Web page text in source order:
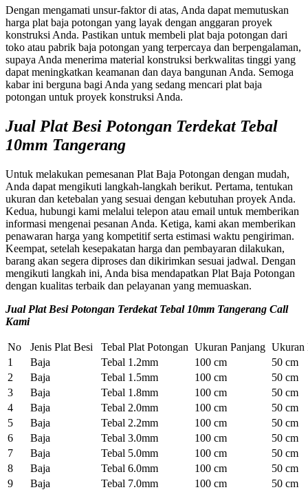
Dengan mengamati unsur-faktor di atas, Anda dapat memutuskan
harga plat baja potongan yang layak dengan anggaran proyek
konstruksi Anda. Pastikan untuk membeli plat baja potongan dari
toko atau pabrik baja potongan yang terpercaya dan berpengalaman,
supaya Anda menerima material konstruksi berkwalitas tinggi yang
dapat meningkatkan keamanan dan daya bangunan Anda. Semoga
kabar ini berguna bagi Anda yang sedang mencari plat baja
potongan untuk proyek konstruksi Anda.
Jual Plat Besi Potongan Terdekat Tebal
10mm Tangerang
Untuk melakukan pemesanan Plat Baja Potongan dengan mudah,
Anda dapat mengikuti langkah-langkah berikut. Pertama, tentukan
ukuran dan ketebalan yang sesuai dengan kebutuhan proyek Anda.
Kedua, hubungi kami melalui telepon atau email untuk memberikan
informasi mengenai pesanan Anda. Ketiga, kami akan memberikan
penawaran harga yang kompetitif serta estimasi waktu pengiriman.
Keempat, setelah kesepakatan harga dan pembayaran dilakukan,
barang akan segera diproses dan dikirimkan sesuai jadwal. Dengan
mengikuti langkah ini, Anda bisa mendapatkan Plat Baja Potongan
dengan kualitas terbaik dan pelayanan yang memuaskan.
Jual Plat Besi Potongan Terdekat Tebal 10mm Tangerang Call
Kami
No Jenis Plat Besi Tebal Plat Potongan Ukuran Panjang Ukuran
1
Baja Tebal 1.2mm 100 cm
50 cm
2
Baja Tebal 1.5mm 100 cm
50 cm
3
Baja Tebal 1.8mm 100 cm
50 cm
4
Baja Tebal 2.0mm 100 cm
50 cm
5
Baja Tebal 2.2mm 100 cm
50 cm
6
Baja Tebal 3.0mm 100 cm
50 cm
7
Baja Tebal 5.0mm 100 cm
50 cm
8
Baja Tebal 6.0mm 100 cm
50 cm
9
Baja Tebal 7.0mm 100 cm
50 cm